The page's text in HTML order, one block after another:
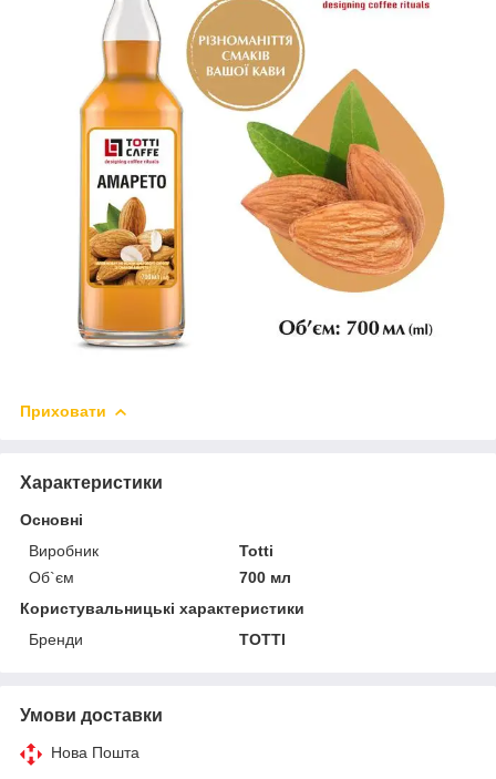
Приховати
Характеристики
Основні
Виробник
Totti
Об`єм
700 мл
Користувальницькі характеристики
Бренди
TOTTI
Умови доставки
Нова Пошта